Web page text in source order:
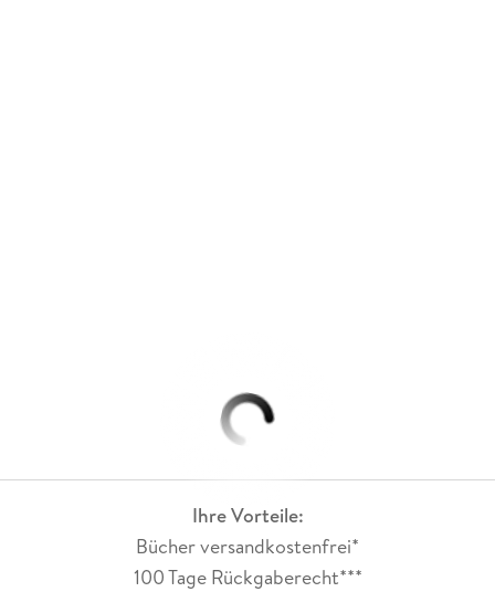
Ihre Vorteile:
Bücher versandkostenfrei*
100 Tage Rückgaberecht***